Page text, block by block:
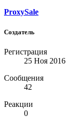
ProxySale
Создатель
Регистрация
25 Ноя 2016
Сообщения
42
Реакции
0